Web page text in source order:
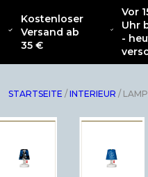
Kostenloser
Versand ab
35 €
Vor
Uhr
-
ÜBER NEU
SAMMLUNG
STARTSEITE / INTERIEUR /